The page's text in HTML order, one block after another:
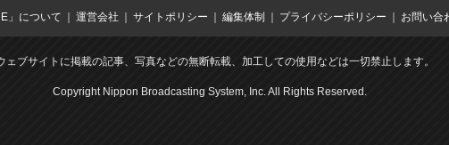
」について 運営会社 サイトポリシー 編集体制 プライバシーポリシー お問い合
ェブサイトに掲載の記事、写真などの無断転載、加工しての使用などは一切禁止します。
Copyright Nippon Broadcasting System, Inc. All Rights Reserved.